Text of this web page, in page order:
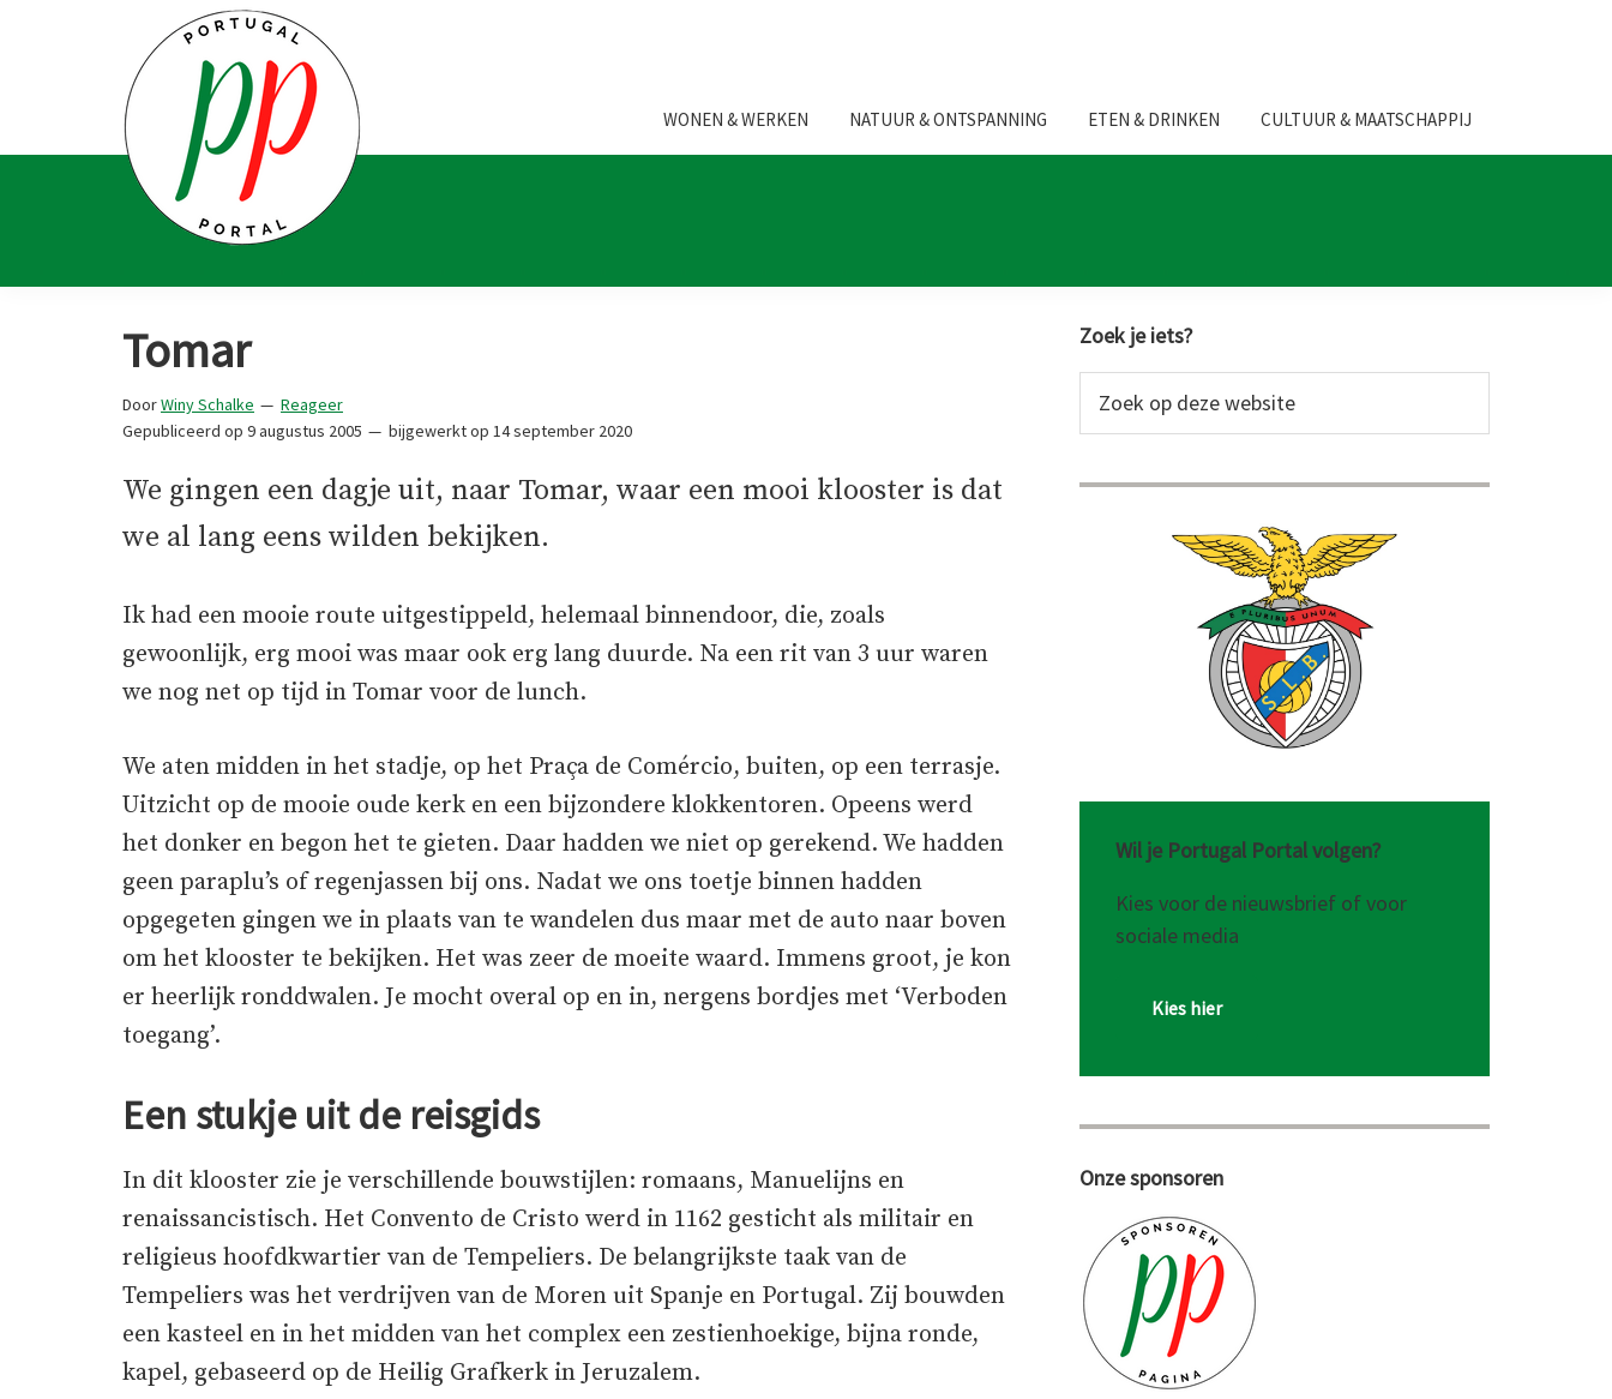
hoofdnavigatie
Portal
en
fanaten
WONEN & WERKEN NATUUR & ONTSPANNING ETEN & DRINKEN CULTUUR & MAATSCHAPPIJ
Tomar
DoorWiny Schalke
Reageer
Gepubliceerd op 9 augustus 2005 bijgewerkt op 14 september 2020
We gingen een dagje uit, naar Tomar, waar een mooi klooster is dat
we al lang eens wilden bekijken.
Ik had een mooie route uitgestippeld, helemaal binnendoor, die, zoals
gewoonlijk, erg mooi was maar ook erg lang duurde. Na een rit van 3 uur waren
we nog net op tijd in Tomar voor de lunch.
We aten midden in het stadje, op het Praça de Comércio, buiten, op een terrasje.
Uitzicht op de mooie oude kerk en een bijzondere klokkentoren. Opeens werd
het donker en begon het te gieten. Daar hadden we niet op gerekend. We hadden
geen paraplu’s of regenjassen bij ons. Nadat we ons toetje binnen hadden
opgegeten gingen we in plaats van te wandelen dus maar met de auto naar boven
om het klooster te bekijken. Het was zeer de moeite waard. Immens groot, je kon
er heerlijk ronddwalen. Je mocht overal op en in, nergens bordjes met ‘Verboden
toegang’.
Een stukje uit de reisgids
In dit klooster zie je verschillende bouwstijlen: romaans, Manuelijns en
renaissancistisch. Het Convento de Cristo werd in 1162 gesticht als militair en
religieus hoofdkwartier van de Tempeliers. De belangrijkste taak van de
Tempeliers was het verdrijven van de Moren uit Spanje en Portugal. Zij bouwden
een kasteel en in het midden van het complex een zestienhoekige, bijna ronde,
kapel, gebaseerd op de Heilig Grafkerk in Jeruzalem.
Primaire
Sidebar
Zoek je iets?
op
website
Wil je Portugal Portal volgen?
Kies voor de nieuwsbrief of voor
sociale media
Kies hier
Onze sponsoren